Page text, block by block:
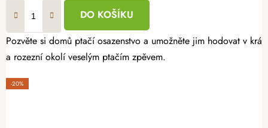
DO KOŠÍKU
Pozvěte si domů ptačí osazenstvo a umožněte jim hodovat v
a rozezní okolí veselým ptačím zpěvem.
-20%